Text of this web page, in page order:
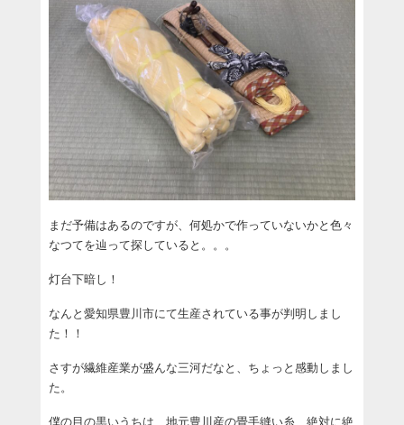
まだ予備はあるのですが、何処かで作っていないかと色々
なつてを辿って探していると。。。
灯台下暗し！
なんと愛知県豊川市にて生産されている事が判明しまし
た！！
さすが繊維産業が盛んな三河だなと、ちょっと感動しまし
た。
僕の目の黒いうちは、地元豊川産の畳手縫い糸、絶対に絶